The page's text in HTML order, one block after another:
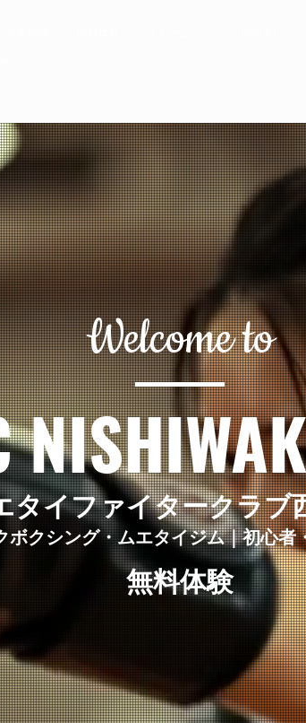
Welcome to
タイファイタークラブ
ボクシング・ムエタイジム｜初心者
無料体験